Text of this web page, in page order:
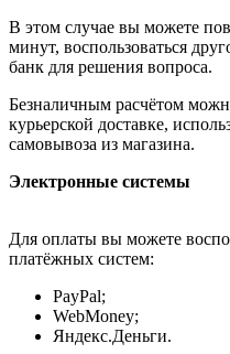
В этом случае вы можете
минут, воспользоваться
банк для решения вопроса.
Безналичным расчётом
курьерской доставке,
самовывоза из магазина.
Электронные системы
Для оплаты вы можете
платёжных систем:
PayPal;
WebMoney;
Яндекс.Деньги.